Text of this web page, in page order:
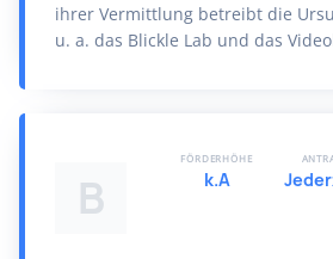
ihrer Vermittlung betreibt die
u. a. das Blickle Lab und das
B
FÖRDERHÖHE
k.A